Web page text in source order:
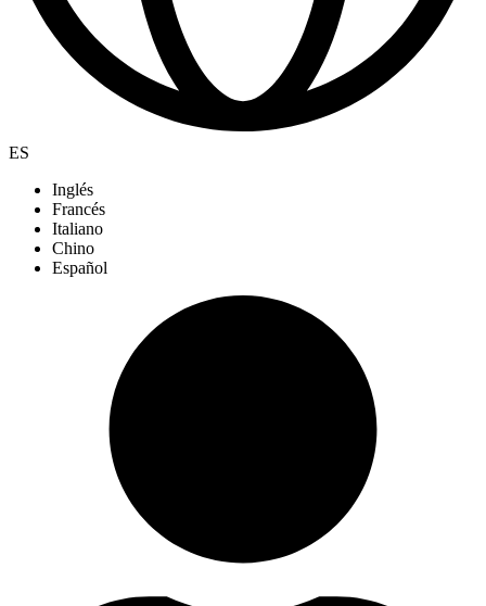
ES
Inglés
Francés
Italiano
Chino
Español